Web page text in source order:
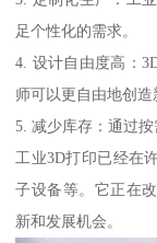
足个性化的需求。
4. 设计自由度高：
师可以更自由地创造
5. 减少库存：通过
工业3D打印已经在
子设备等。它正在
新和发展机会。